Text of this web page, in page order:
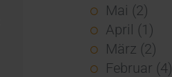
Mai (2)
April (1)
März (2)
Februar (4)